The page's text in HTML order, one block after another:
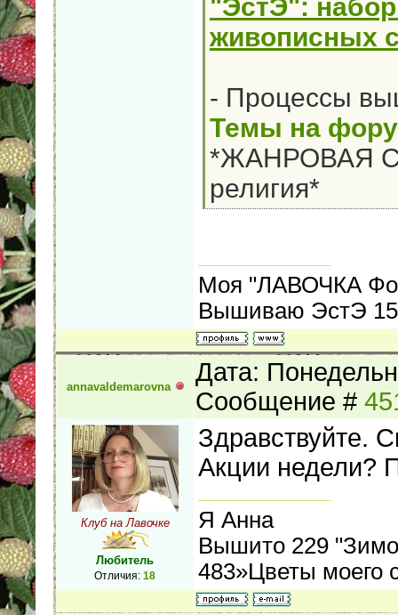
"ЭстЭ":
живописных
- Процессы
Темы на
*ЖАНРОВАЯ
религия*
Моя "ЛАВОЧКА
Вышиваю ЭстЭ
annavaldemarovna
Дата:
Сообщение #
Клуб на Лавочке
Любитель
Отличия: 18
Здравствуйте.
Акции недели?
Я Анна
Вышито 229
483»Цветы моего